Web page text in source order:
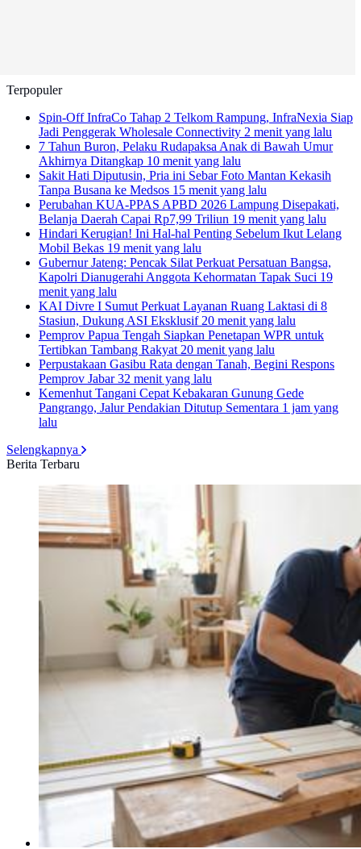
Terpopuler
Spin-Off InfraCo Tahap 2 Telkom Rampung, InfraNexia Siap
Jadi Penggerak Wholesale Connectivity 2 menit yang lalu
7 Tahun Buron, Pelaku Rudapaksa Anak di Bawah Umur
Akhirnya Ditangkap 10 menit yang lalu
Sakit Hati Diputusin, Pria ini Sebar Foto Mantan Kekasih
Tanpa Busana ke Medsos 15 menit yang lalu
Perubahan KUA-PPAS APBD 2026 Lampung Disepakati,
Belanja Daerah Capai Rp7,99 Triliun 19 menit yang lalu
Hindari Kerugian! Ini Hal-hal Penting Sebelum Ikut Lelang
Mobil Bekas 19 menit yang lalu
Gubernur Jateng: Pencak Silat Perkuat Persatuan Bangsa,
Kapolri Dianugerahi Anggota Kehormatan Tapak Suci 19
menit yang lalu
KAI Divre I Sumut Perkuat Layanan Ruang Laktasi di 8
Stasiun, Dukung ASI Eksklusif 20 menit yang lalu
Pemprov Papua Tengah Siapkan Penetapan WPR untuk
Tertibkan Tambang Rakyat 20 menit yang lalu
Perpustakaan Gasibu Rata dengan Tanah, Begini Respons
Pemprov Jabar32 menit yang lalu
Kemenhut Tangani Cepat Kebakaran Gunung Gede
Pangrango, Jalur Pendakian Ditutup Sementara 1 jam yang
lalu
Selengkapnya
Berita Terbaru